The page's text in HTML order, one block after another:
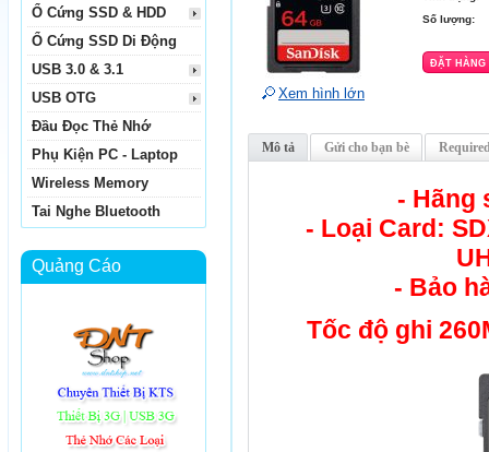
Xem hình lớn
Số lượng:
Mô tả Gửi cho bạn bè
- Hãng
- Loại Card:
- Bảo
Tốc độ ghi
Ổ Cứng SSD & HDD
Ổ Cứng SSD Di Động
USB 3.0 & 3.1
USB OTG
Đầu Đọc Thẻ Nhớ
Phụ Kiện PC - Laptop
Wireless Memory
Tai Nghe Bluetooth
Quảng Cáo